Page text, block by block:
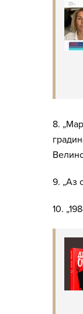
8.
9. „Аз
10.